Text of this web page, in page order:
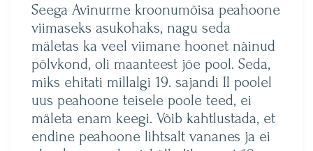
Seega Avinurme kroonumõisa peahoone
viimaseks asukohaks, nagu seda
mäletas ka veel viimane hoonet näinud
põlvkond, oli maanteest jõe pool. Seda,
miks ehitati millalgi 19. sajandi II poolel
uus peahoone teisele poole teed, ei
mäleta enam keegi. Võib kahtlustada, et
endine peahoone lihtsalt vananes ja ei